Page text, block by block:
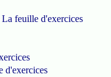
La feuille d'exercices
d'exercices